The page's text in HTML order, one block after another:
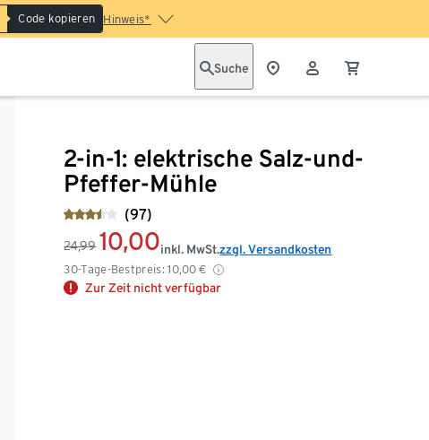
Code kopieren Hinweis*
Suche
2-in-1: elektrische Salz-und-
Pfeffer-Mühle
(97)
24,99 10,00
30-Tage-Bestpreis: 10,00 €
inkl. MwSt.zzgl. Versandkosten
Zur Zeit nicht verfügbar